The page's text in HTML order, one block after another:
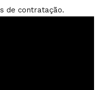
de contratação.